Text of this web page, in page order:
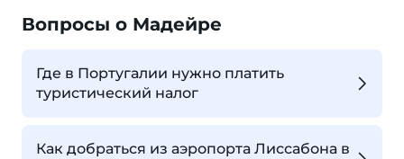
Вопросы о Мадейре
Где в Португалии нужно платить
туристический налог
Как добраться из аэропорта Лиссабона в